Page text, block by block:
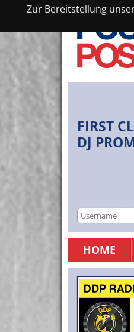
Zur Bereitstellung
FIRST
DJ
HOME